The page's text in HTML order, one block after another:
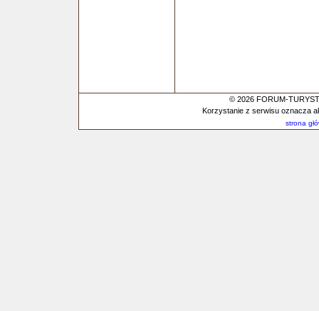
© 2026 FORUM-
Korzystanie z serwisu oznacza
strona